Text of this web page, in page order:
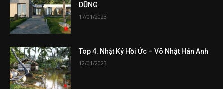
DŨNG
17/01/2023
Top 4. Nhật Ký Hồi Ức – Võ Nhật Hán Anh
12/01/2023